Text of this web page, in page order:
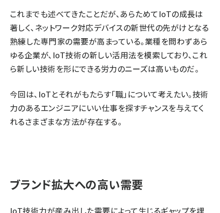
これまでも述べてきたことだが、あらためてIoTの成長は
著しく、ネットワーク対応デバイスの新世代の先がけとなる
熟練した専門家の需要が高まっている。業種を問わずあら
ゆる企業が、IoT技術の新しい活用法を模索しており、これ
ら新しい技術を形にできる労力のニーズは高いものだ。
今回は、IoTとそれがもたらす「職」について考えたい。技術
力のあるエンジニアにいい仕事を探すチャンスを与えてく
れるさまざまな方法が存在する。
ブランド拡大への高い需要
IoT技術力が産み出した需要によって生じるギャップを埋